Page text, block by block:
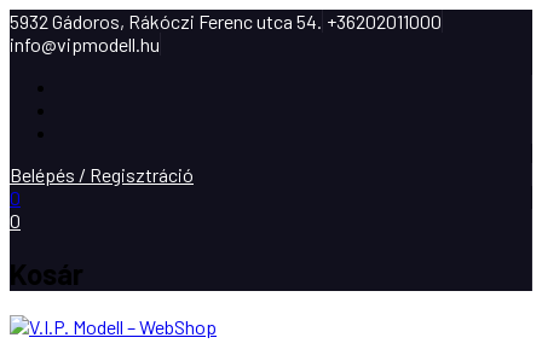
5932 Gádoros, Rákóczi Ferenc utca 54. +36202011000
info@vipmodell.hu
Belépés / Regisztráció
0
0
Kosár